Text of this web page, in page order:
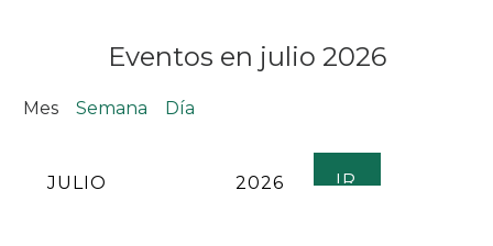
Eventos en julio 2026
Mes Semana Día
MES
AÑO